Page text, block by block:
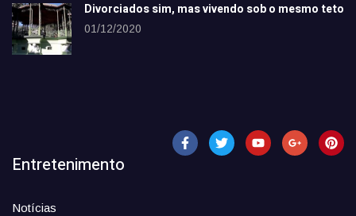
Divorciados sim, mas vivendo sob o mesmo teto
01/12/2020
Entretenimento
Notícias